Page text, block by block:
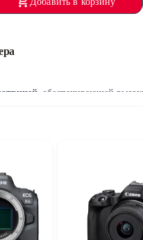
, обеспечивающей
Эта функция подходит для